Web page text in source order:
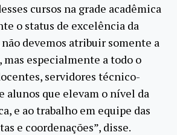
cursos na grade acadêmica
o status de excelência da
devemos atribuir somente a
mas especialmente a todo o
servidores técnico-
alunos que elevam o nível da
e ao trabalho em equipe das
e coordenações”, disse.